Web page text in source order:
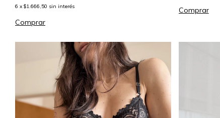
6 x $1.666,50 sin interés
Comprar
Comprar